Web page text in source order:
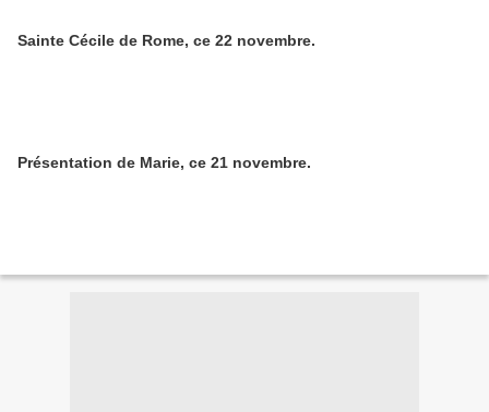
Sainte Cécile de Rome, ce 22 novembre.
Présentation de Marie, ce 21 novembre.